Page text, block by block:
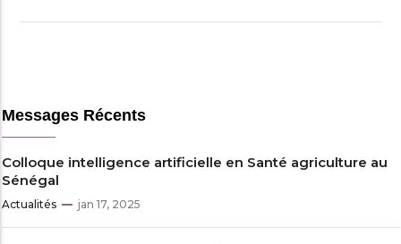
Messages Récents
Colloque intelligence artificielle en Santé agriculture au
Sénégal
Actualités jan 17, 2025